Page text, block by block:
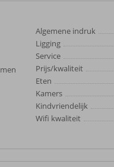
Algemene indruk
Ligging
Service
Prijs/kwaliteit
Eten
Kamers
Kindvriendelijk
Wifi kwaliteit